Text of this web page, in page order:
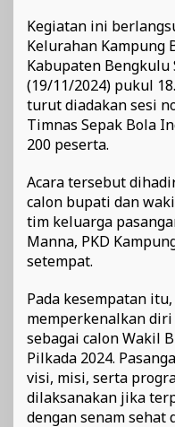
Kegiatan ini
Kelurahan Kampung
Kabupaten Bengkulu
(19/11/2024) pukul
turut diadakan sesi
Timnas Sepak Bola
200 peserta.
Acara tersebut
calon bupati dan
tim keluarga
Manna, PKD
setempat.
Pada kesempatan
memperkenalkan
sebagai calon Wakil
Pilkada 2024.
visi, misi, serta
dilaksanakan jika
dengan senam sehat